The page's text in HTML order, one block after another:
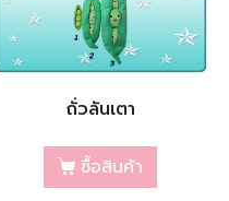
ถั่วลันเตา
ซื้อสินค้า